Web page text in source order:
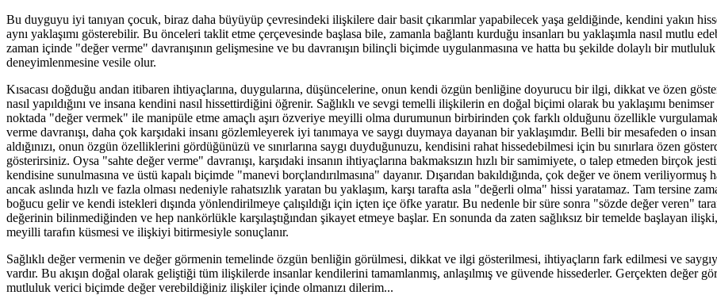
Bu duyguyu iyi tanıyan çocuk, biraz daha büyüyüp çevresindeki ilişkilere dair basit çıkarımlar yapabilecek yaşa geldiğinde, kendini yakın
aynı yaklaşımı gösterebilir. Bu önceleri taklit etme çerçevesinde başlasa bile, zamanla bağlantı kurduğu insanları bu yaklaşımla nasıl mutlu
zaman içinde "değer verme" davranışının gelişmesine ve bu davranışın bilinçli biçimde uygulanmasına ve hatta bu şekilde dolaylı bir
deneyimlenmesine vesile olur.
Kısacası doğduğu andan itibaren ihtiyaçlarına, duygularına, düşüncelerine, onun kendi özgün benliğine doyurucu bir ilgi, dikkat ve özen
nasıl yapıldığını ve insana kendini nasıl hissettirdiğini öğrenir. Sağlıklı ve sevgi temelli ilişkilerin en doğal biçimi olarak bu yaklaşımı
noktada "değer vermek" ile manipüle etme amaçlı aşırı özveriye meyilli olma durumunun birbirinden çok farklı olduğunu özellikle
verme davranışı, daha çok karşıdaki insanı gözlemleyerek iyi tanımaya ve saygı duymaya dayanan bir yaklaşımdır. Belli bir mesafeden o
aldığınızı, onun özgün özelliklerini gördüğünüzü ve sınırlarına saygı duyduğunuzu, kendisini rahat hissedebilmesi için bu sınırlara özen
gösterirsiniz. Oysa "sahte değer verme" davranışı, karşıdaki insanın ihtiyaçlarına bakmaksızın hızlı bir samimiyete, o talep etmeden birçok
kendisine sunulmasına ve üstü kapalı biçimde "manevi borçlandırılmasına" dayanır. Dışarıdan bakıldığında, çok değer ve önem veriliyormuş
ancak aslında hızlı ve fazla olması nedeniyle rahatsızlık yaratan bu yaklaşım, karşı tarafta asla "değerli olma" hissi yaratamaz. Tam tersine
boğucu gelir ve kendi istekleri dışında yönlendirilmeye çalışıldığı için içten içe öfke yaratır. Bu nedenle bir süre sonra "sözde değer veren"
değerinin bilinmediğinden ve hep nankörlükle karşılaştığından şikayet etmeye başlar. En sonunda da zaten sağlıksız bir temelde başlayan ilişki,
meyilli tarafın küsmesi ve ilişkiyi bitirmesiyle sonuçlanır.
Sağlıklı değer vermenin ve değer görmenin temelinde özgün benliğin görülmesi, dikkat ve ilgi gösterilmesi, ihtiyaçların fark edilmesi ve
vardır. Bu akışın doğal olarak geliştiği tüm ilişkilerde insanlar kendilerini tamamlanmış, anlaşılmış ve güvende hissederler. Gerçekten değer
mutluluk verici biçimde değer verebildiğiniz ilişkiler içinde olmanızı dilerim...